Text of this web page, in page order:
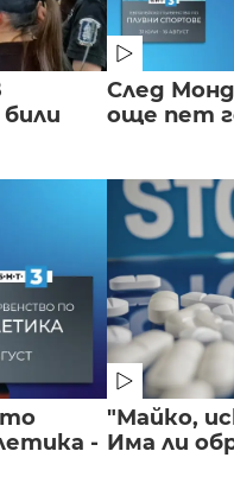
След
още пет
-
"Майко,
Има ли